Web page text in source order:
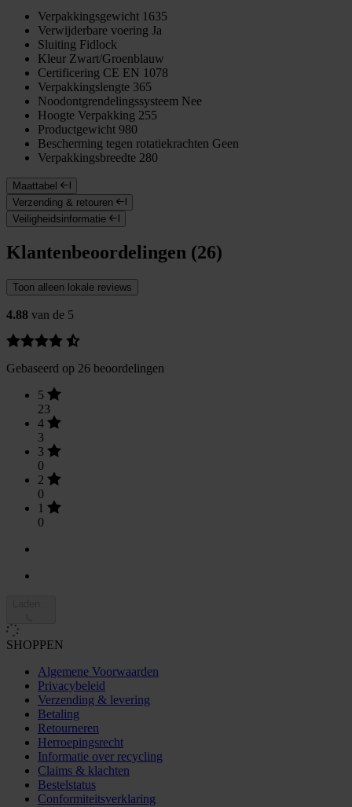
Verpakkingsgewicht 1635
Verwijderbare voering Ja
Sluiting Fidlock
Kleur Zwart/Groenblauw
Certificering CE EN 1078
Verpakkingslengte 365
Noodontgrendelingssysteem Nee
Hoogte Verpakking 255
Productgewicht 980
Bescherming tegen rotatiekrachten Geen
Verpakkingsbreedte 280
Maattabel
Verzending & retouren
Veiligheidsinformatie
Klantenbeoordelingen (26)
Toon alleen lokale reviews
4.88 van de 5
Gebaseerd op 26 beoordelingen
5
23
4
3
3
0
2
0
1
0
SHOPPEN
Algemene Voorwaarden
Privacybeleid
Verzending & levering
Betaling
Retourneren
Herroepingsrecht
Informatie over recycling
Claims & klachten
Bestelstatus
Conformiteitsverklaring